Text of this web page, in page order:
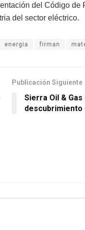
del Código de
del sector eléctrico.
energia firman
Publicación Siguiente
Sierra Oil &
descubrimiento